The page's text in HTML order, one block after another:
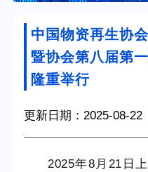
中国物资再生协
暨协会第八届第
隆重举行
更新日期：2025-08-22
2025年8 月 21 日